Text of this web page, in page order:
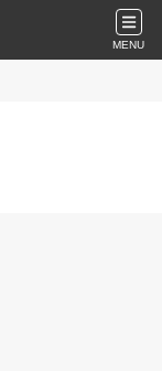
MENU